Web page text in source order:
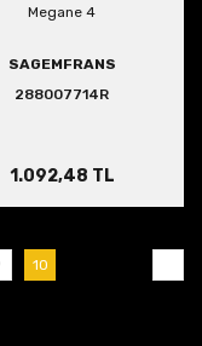
Megane 4
SAGEMFRANS
288007714R
1.092,48 TL
10